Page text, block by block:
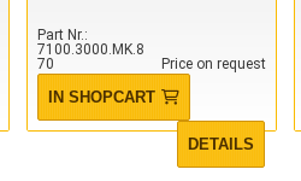
Part Nr.
7100.3000.MK.8
70
Price on request
IN SHOPCART
DETAILS